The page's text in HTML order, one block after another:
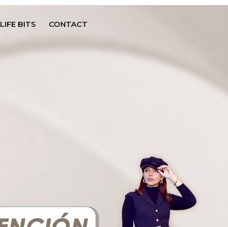
LIFE BITS CONTACT